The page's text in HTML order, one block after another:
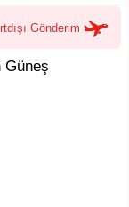
Gönderim
Güneş